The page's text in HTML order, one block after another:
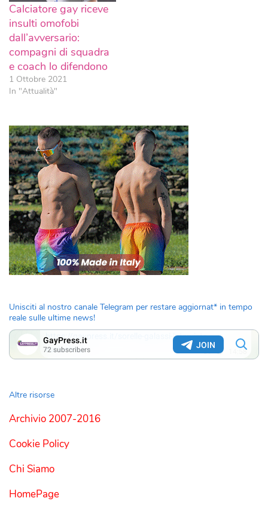
Calciatore gay riceve
insulti omofobi
dall’avversario:
compagni di squadra
e coach lo difendono
1 Ottobre 2021
In "Attualità"
Unisciti al nostro canale Telegram per restare aggiornat* in tempo
reale sulle ultime news!
Altre risorse
Archivio 2007-2016
Cookie Policy
Chi Siamo
HomePage